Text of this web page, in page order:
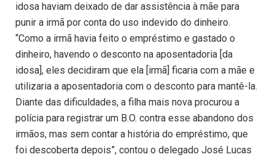
idosa haviam deixado de dar assistência à mãe para
punir a irmã por conta do uso indevido do dinheiro.
“Como a irmã havia feito o empréstimo e gastado o
dinheiro, havendo o desconto na aposentadoria [da
idosa], eles decidiram que ela [irmã] ficaria com a mãe e
utilizaria a aposentadoria com o desconto para mantê-la.
Diante das dificuldades, a filha mais nova procurou a
polícia para registrar um B.O. contra esse abandono dos
irmãos, mas sem contar a história do empréstimo, que
foi descoberta depois”, contou o delegado José Lucas